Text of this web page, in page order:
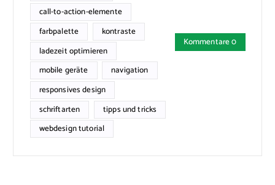
call-to-action-elemente
farbpalette
kontraste
ladezeit optimieren
mobile geräte
navigation
responsives design
schriftarten
tipps und tricks
webdesign tutorial
Kommentare 0